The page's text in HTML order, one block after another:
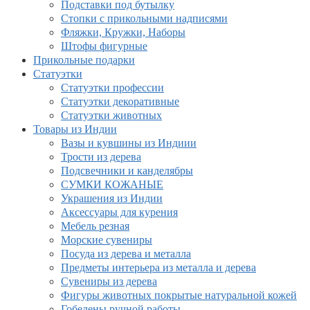
Подставки под бутылку
Стопки с прикольными надписями
Фляжки, Кружки, Наборы
Штофы фигурные
Прикольные подарки
Статуэтки
Статуэтки профессии
Статуэтки декоративные
Статуэтки животных
Товары из Индии
Вазы и кувшины из Индиии
Трости из дерева
Подсвечники и канделябры
СУМКИ КОЖАНЫЕ
Украшения из Индии
Аксессуары для курения
Мебель резная
Морские сувениры
Посуда из дерева и металла
Предметы интерьера из металла и дерева
Сувениры из дерева
Фигуры животных покрытые натуральной кожей